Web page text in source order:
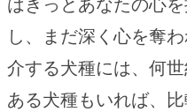
し、まだ深く心を奪
介する犬種には、何
ある犬種もいれば、